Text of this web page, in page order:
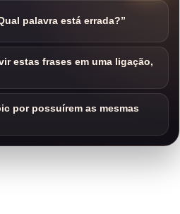
palavra está errada?”
estas frases em uma ligação,
por possuírem as mesmas